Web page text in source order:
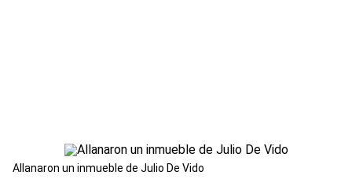
Allanaron un inmueble de Julio De Vido